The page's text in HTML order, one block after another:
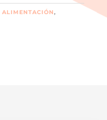
ALIMENTACIÓN,